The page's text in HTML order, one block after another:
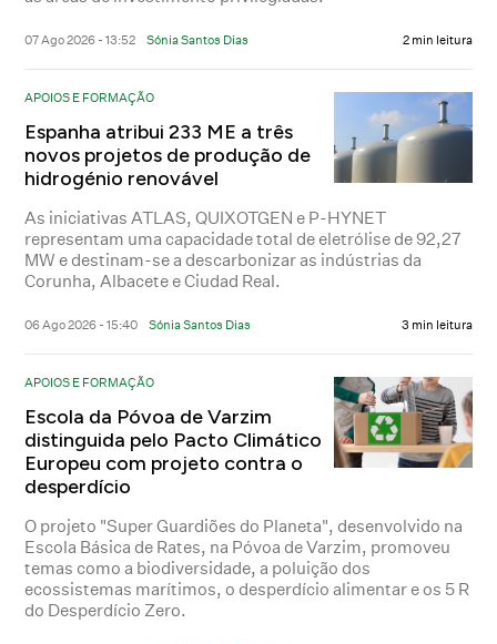
07 Ago 2026 - 13:52 Sónia Santos Dias 2 min leitura
APOIOS E FORMAÇÃO
Espanha atribui 233 ME a três
novos projetos de produção de
hidrogénio renovável
As iniciativas ATLAS, QUIXOTGEN e P-HYNET
representam uma capacidade total de eletrólise de 92,27
MW e destinam-se a descarbonizar as indústrias da
Corunha, Albacete e Ciudad Real.
06 Ago 2026 - 15:40 Sónia Santos Dias 3 min leitura
APOIOS E FORMAÇÃO
Escola da Póvoa de Varzim
distinguida pelo Pacto Climático
Europeu com projeto contra o
desperdício
O projeto "Super Guardiões do Planeta", desenvolvido na
Escola Básica de Rates, na Póvoa de Varzim, promoveu
temas como a biodiversidade, a poluição dos
ecossistemas marítimos, o desperdício alimentar e os 5 R
do Desperdício Zero.